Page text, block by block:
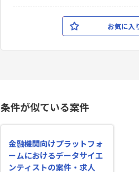
お気に入
条件が似ている案件
金融機関向けプラットフォ
ームにおけるデータサイエ
ンティストの案件・求人